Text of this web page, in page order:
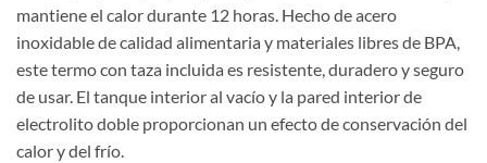
mantiene el calor durante 12 horas. Hecho de acero
inoxidable de calidad alimentaria y materiales libres de BPA,
este termo con taza incluida es resistente, duradero y seguro
de usar. El tanque interior al vacío y la pared interior de
electrolito doble proporcionan un efecto de conservación del
calor y del frío.